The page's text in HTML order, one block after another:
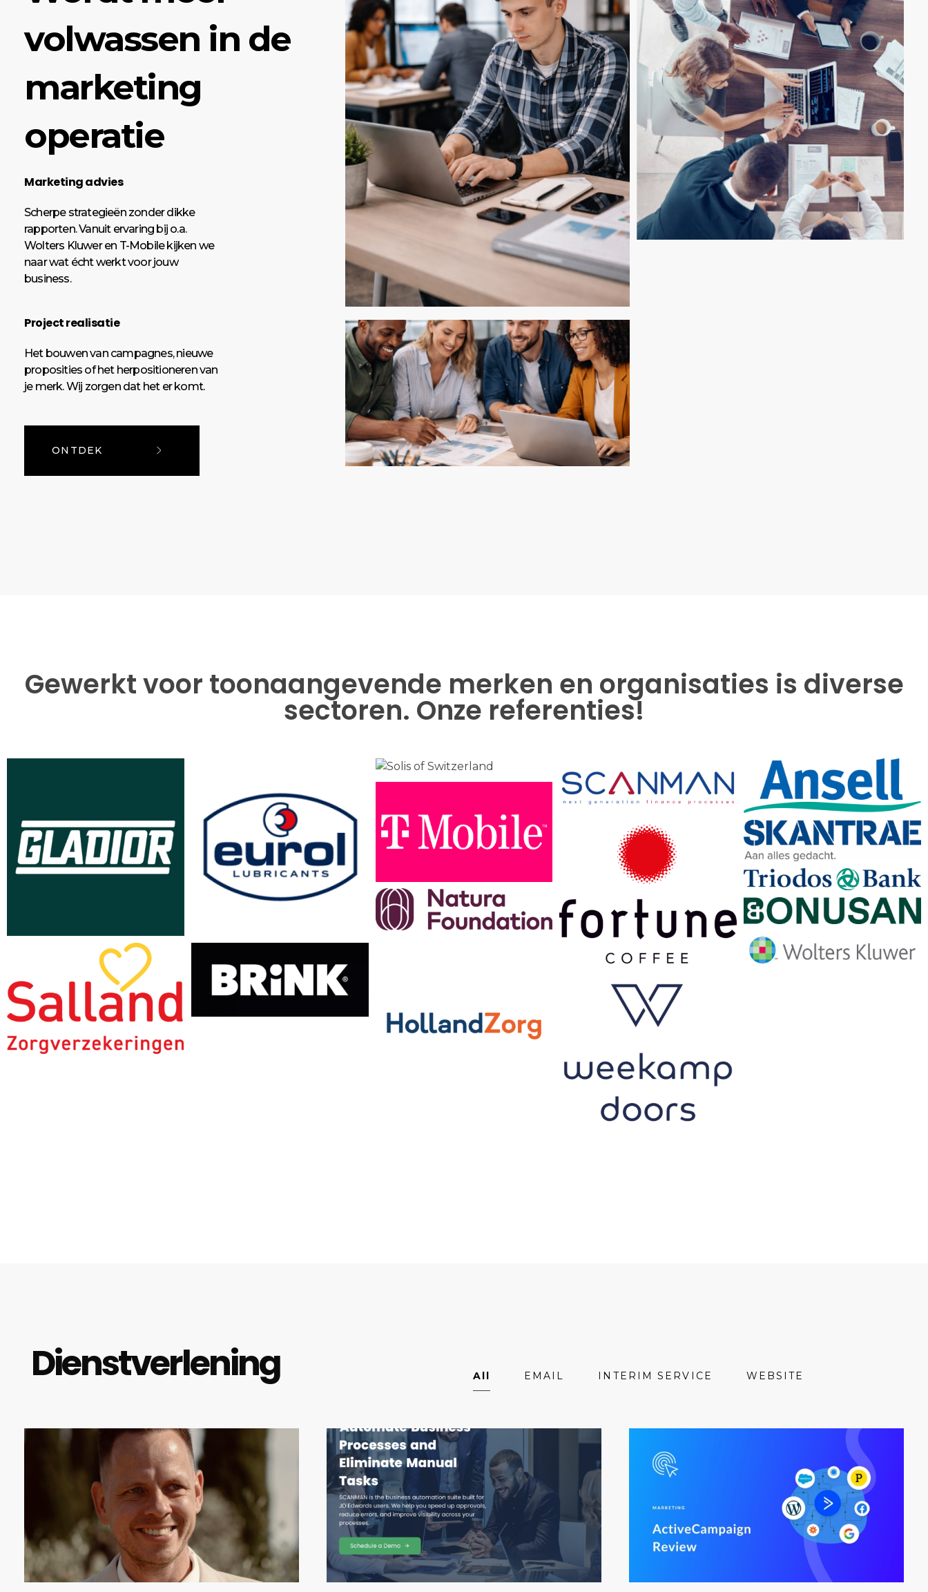
volwassen in de
marketing
operatie
Marketing advies
Scherpe strategieën zonder dikke
rapporten. Vanuit ervaring bij o.a.
Wolters Kluwer en T-Mobile kijken we
naar wat écht werkt voor jouw
business.
Project realisatie
Het bouwen van campagnes, nieuwe
proposities of het herpositioneren van
je merk. Wij zorgen dat het er komt.
ONTDEK
Gewerkt voor toonaangevende merken en organisaties is diverse
sectoren. Onze referenties!
Dienstverlening All EMAIL INTERIM SERVICE WEBSITE